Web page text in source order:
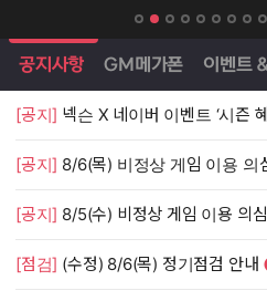
엘소드 소식
공지사항 GM메가폰 이벤트
[공지] 넥슨 X 네이버 이벤트 ‘시즌
[공지]
[공지]
[점검] (수정) 8/6(목) 정기점검 안내